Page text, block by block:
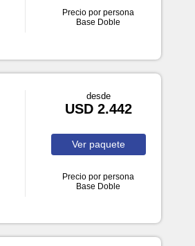
Precio por persona
Base Doble
desde
USD 2.442
Ver paquete
Precio por persona
Base Doble